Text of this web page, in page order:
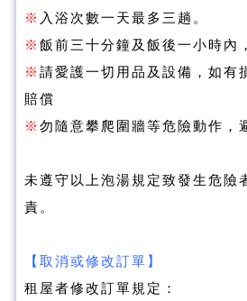
※ 入浴次數一天最多三趟。
※ 飯前三十分鐘及飯後一小時內
※ 請愛護一切用品及設備，如有
賠償
※ 勿隨意攀爬圍牆等危險動作，
未遵守以上泡湯規定致發生危險
責。
【 取消或修改訂單】
租屋者修改訂單規定：